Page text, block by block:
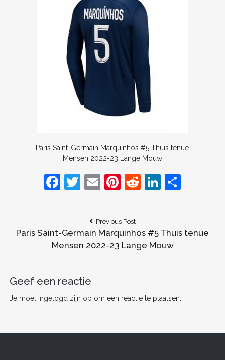
Paris Saint-Germain Marquinhos #5 Thuis tenue
Mensen 2022-23 Lange Mouw
F
c
e
b
o
k
T
itt
er
E
ai
l
Pi
er
e
st
R
d
di
t
Li
k
e
dI
e
n
navigatie
Previous PostPrevious
Post:
Paris Saint-Germain Marquinhos #5 Thuis tenue
Mensen 2022-23 Lange Mouw
Geef een reactie
Je moet ingelogd zijn op om een reactie te plaatsen.